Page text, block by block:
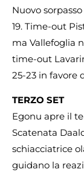
Nuovo
19. Time-out
ma Vallefoglia
time-out
25-23 in favore
TERZO SET
Egonu apre il
Scatenata
schiacciatrice
guidano la